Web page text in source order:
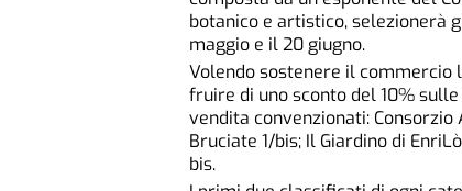
botanico e artistico, selezionerà
maggio e il 20 giugno.
Volendo sostenere il commercio
fruire di uno sconto del 10%
vendita convenzionati:
Bruciate 1/bis; Il Giardino di
bis.